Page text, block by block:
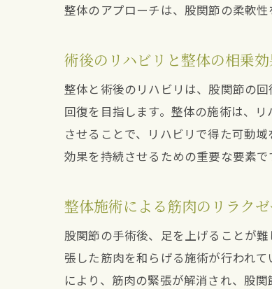
整体のアプローチは、股関節の柔軟
術後のリハビリと整体の相乗
整体と術後のリハビリは、股関節の
回復を目指します。整体の施術は、
させることで、リハビリで得た可動
効果を持続させるための重要な要素
整体施術による筋肉のリラク
股関節の手術後、足を上げることが
張した筋肉を和らげる施術が行われ
により、筋肉の緊張が解消され、股